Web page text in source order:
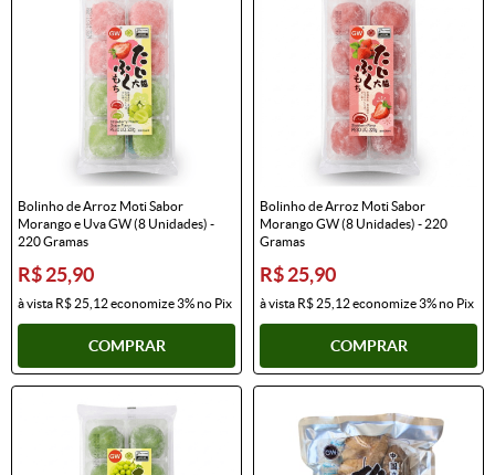
Bolinho de Arroz Moti Sabor
Morango e Uva GW (8 Unidades) -
220 Gramas
R$ 25,90
à vista R$ 25,12economize3%no Pix
COMPRAR
Bolinho de Arroz Moti Sabor
Morango GW (8 Unidades) - 220
Gramas
R$ 25,90
à vista R$ 25,12economize3%no Pix
COMPRAR